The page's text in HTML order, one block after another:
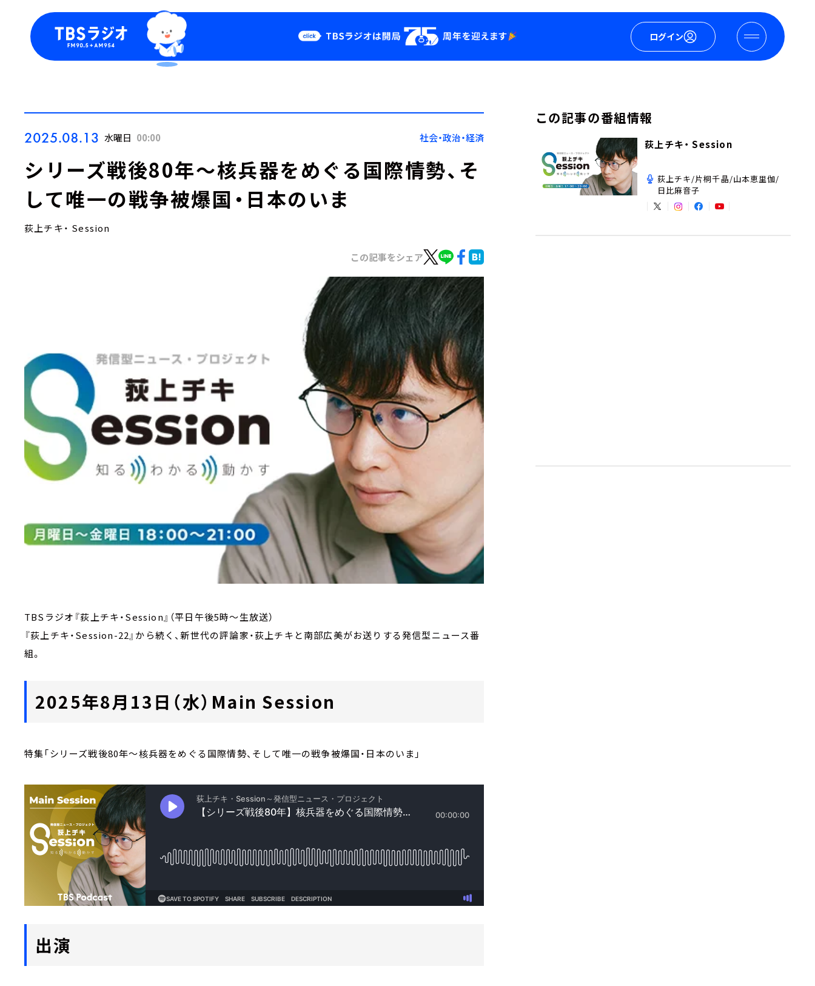
ログイン
Podcast
YouTube
会社情報
2025.08.13 水曜日 00:00 社会・政治・経済
シリーズ戦後80年～核兵器をめぐる国際情勢、そ
して唯一の戦争被爆国・日本のいま
荻上チキ・ Session
この記事をシェア
TBSラジオ『荻上チキ・Session』（平日午後5時～生放送）
『荻上チキ・Session-22』から続く、新世代の評論家・荻上チキと南部広美がお送りする発信型ニュース番
組。
2025年8月13日（水）Main Session
特集「シリーズ戦後80年～核兵器をめぐる国際情勢、そして唯一の戦争被爆国・日本のいま」
出演
この記事の番組情報
荻上チキ・ Session
荻上チキ/片桐千晶/山本恵里伽/
日比麻音子